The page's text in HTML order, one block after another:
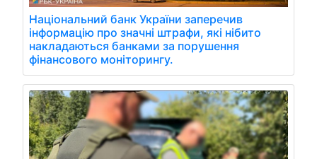
Національний банк України заперечив
інформацію про значні штрафи, які нібито
накладаються банками за порушення
фінансового моніторингу.